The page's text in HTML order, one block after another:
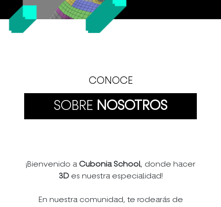
CONOCE
SOBRE NOSOTROS
¡Bienvenido a Cubonia School, donde hacer
3D es nuestra especialidad!
En nuestra comunidad, te rodearás de